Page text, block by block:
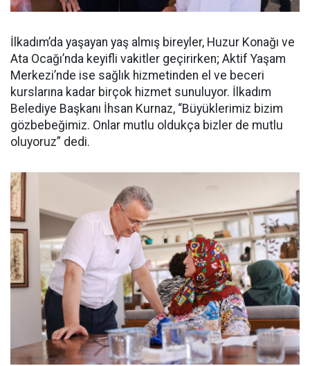
İlkadım’da yaşayan yaş almış bireyler, Huzur Konağı ve
Ata Ocağı’nda keyifli vakitler geçirirken; Aktif Yaşam
Merkezi’nde ise sağlık hizmetinden el ve beceri
kurslarına kadar birçok hizmet sunuluyor. İlkadım
Belediye Başkanı İhsan Kurnaz, “Büyüklerimiz bizim
gözbebeğimiz. Onlar mutlu oldukça bizler de mutlu
oluyoruz” dedi.